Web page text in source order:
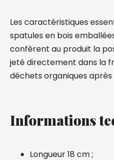
Les caractéristiques
spatules en bois
confèrent au produit la
jeté directement dans la
déchets organiques après
Informations
Longueur 18 cm ;